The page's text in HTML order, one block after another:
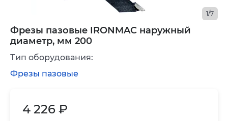
Фрезы пазовые IRONMAC наружный
диаметр, мм 200
1/7
4 226 ₽
Тип оборудования:
Фрезы пазовые